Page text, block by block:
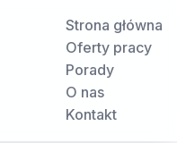
Strona główna
Oferty pracy
Porady
O nas
Kontakt